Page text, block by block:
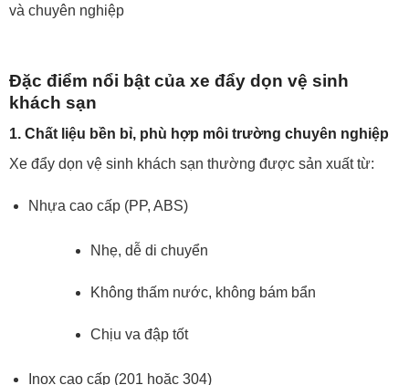
Đặc điểm nổi bật của xe đẩy dọn vệ sinh
khách sạn
1. Chất liệu bền bỉ, phù hợp môi trường chuyên nghiệp
Xe đẩy dọn vệ sinh khách sạn thường được sản xuất từ:
Nhựa cao cấp (PP, ABS)
Nhẹ, dễ di chuyển
Không thấm nước, không bám bẩn
Chịu va đập tốt
Inox cao cấp (201 hoặc 304)